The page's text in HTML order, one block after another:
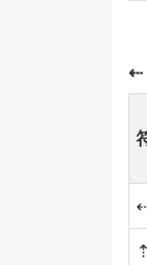
⇠
⇡